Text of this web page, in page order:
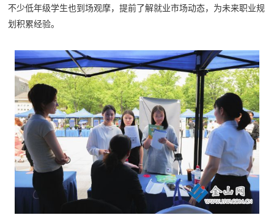
不少低年级学生也到场观摩，提前了解就业市场动态，为未来职业规
划积累经验。